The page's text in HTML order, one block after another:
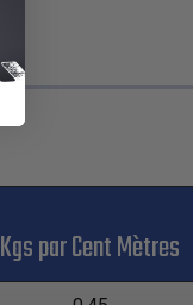
Kgs par Cent Mètres